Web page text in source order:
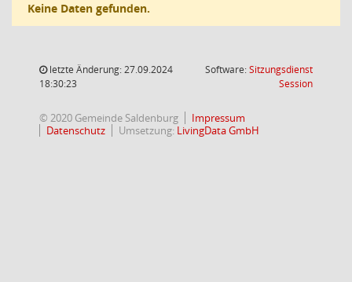
Keine Daten gefunden.
letzte Änderung: 27.09.2024
18:30:23
Software:Sitzungsdienst
Session(Wird in
© 2020 Gemeinde Saldenburg
Impressum
Datenschutz
Umsetzung: LivingData GmbH